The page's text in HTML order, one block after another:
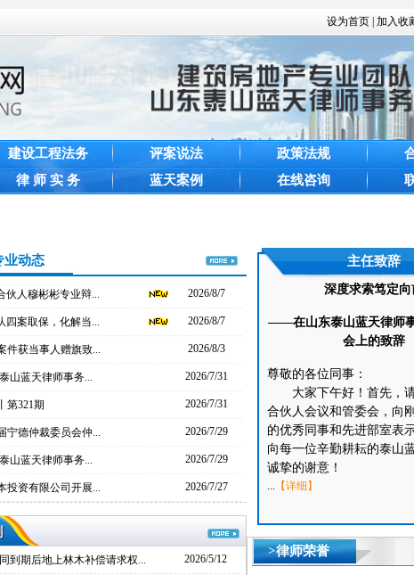
设为首页 加入收
建设工程法务 评案说法 政策法规
律 师 实 务 蓝天案例 在线咨询
业动态
伙人穆彬彬专业辩... 2026/8/7
四案取保，化解当... 2026/8/7
件获当事人赠旗致... 2026/8/3
山蓝天律师事务... 2026/7/31
第321期 2026/7/31
宁德仲裁委员会仲... 2026/7/29
山蓝天律师事务... 2026/7/29
投资有限公司开展... 2026/7/27
到期后地上林木补偿请求权... 2026/5/12
主任致辞
深度求索笃定向
——在山东泰山蓝天律师
会上的致辞
尊敬的各位同事：
大家下午好！首先，请
合伙人会议和管委会，向
的优秀同事和先进部室表
向每一位辛勤耕耘的泰山
诚挚的谢意！
... 【详细】
>律师荣誉